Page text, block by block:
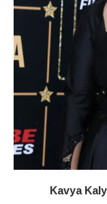
Kavya